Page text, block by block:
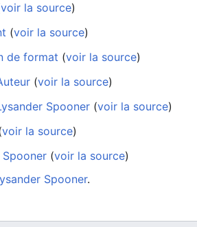
voir la source)
(voir la source)
de format (voir la source)
(voir la source)
Spooner (voir la source)
voir la source)
Spooner (voir la source)
Spooner.